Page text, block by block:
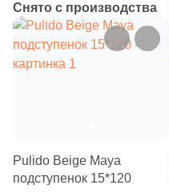
Снято с производства
Pulido Beige Maya
подступенок 15*120